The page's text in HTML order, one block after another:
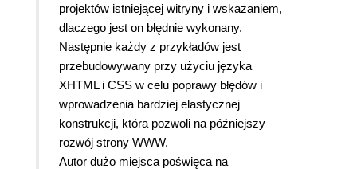
projektów istniejącej witryny i wskazaniem,
dlaczego jest on błędnie wykonany.
Następnie każdy z przykładów jest
przebudowywany przy użyciu języka
XHTML i CSS w celu poprawy błędów i
wprowadzenia bardziej elastycznej
konstrukcji, która pozwoli na późniejszy
rozwój strony WWW.
Autor dużo miejsca poświęca na